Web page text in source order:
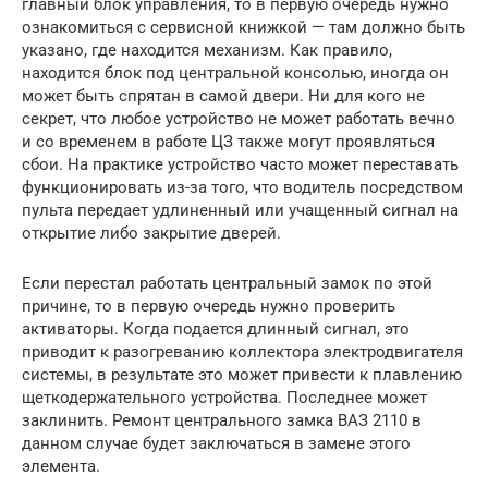
главный блок управления, то в первую очередь нужно
ознакомиться с сервисной книжкой — там должно быть
указано, где находится механизм. Как правило,
находится блок под центральной консолью, иногда он
может быть спрятан в самой двери. Ни для кого не
секрет, что любое устройство не может работать вечно
и со временем в работе ЦЗ также могут проявляться
сбои. На практике устройство часто может переставать
функционировать из-за того, что водитель посредством
пульта передает удлиненный или учащенный сигнал на
открытие либо закрытие дверей.
Если перестал работать центральный замок по этой
причине, то в первую очередь нужно проверить
активаторы. Когда подается длинный сигнал, это
приводит к разогреванию коллектора электродвигателя
системы, в результате это может привести к плавлению
щеткодержательного устройства. Последнее может
заклинить. Ремонт центрального замка ВАЗ 2110 в
данном случае будет заключаться в замене этого
элемента.